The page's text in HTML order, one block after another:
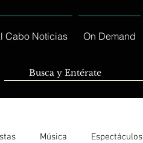
Cabo Noticias On Demand
Música Espectáculos